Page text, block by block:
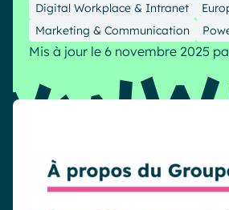
Toutes nos fonctionnalités
Analytique
Personnalisation
IA générative
Sécurité &
EnglishFrançaisDeutsch
Digital Workplace & Intranet
Marketing & Communication
Mis à jour le 6 novembre 2025